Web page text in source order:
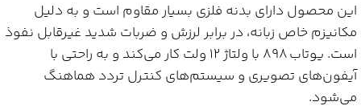
این محصول دارای بدنه فلزی بسیار مقاوم است و به دلیل
مکانیزم خاص زبانه، در برابر لرزش و ضربات شدید غیرقابل نفوذ
است. یوتاب 898 با ولتاژ 12 ولت کار می‌کند و به راحتی با
آیفون‌های تصویری و سیستم‌های کنترل تردد هماهنگ
می‌شود.